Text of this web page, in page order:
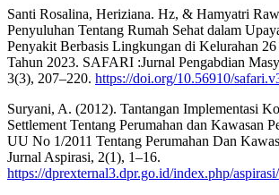
Santi Rosalina, Heriziana. Hz, & Hamyatri
Penyuluhan Tentang Rumah Sehat dalam
Penyakit Berbasis Lingkungan di Kelurahan
Tahun 2023. SAFARI :Jurnal Pengabdian
3(3), 207–220. https://doi.org/10.56910/
Suryani, A. (2012). Tantangan Implementasi
Settlement Tentang Perumahan dan Kawasan
UU No 1/2011 Tentang Perumahan Dan
Jurnal Aspirasi, 2(1), 1–16.
https://dprexternal3.dpr.go.id/index.php/